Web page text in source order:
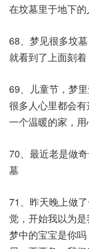
在坟墓里于地下
68、梦见很多坟
就看到了上面刻着
69、儿童节，梦
很多人心里都会
一个温暖的家，用
70、最近老是做
墓
71、昨天晚上做
觉，开始我以为
梦中的宝宝是你